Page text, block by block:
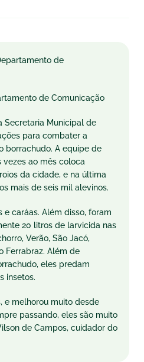
de
de Comunicação
Secretaria Municipal de
para combater a
borrachudo. A equipe de
vezes ao mês coloca
da cidade, e na última
mais de seis mil alevinos.
e caráas. Além disso, foram
20 litros de larvicida nas
Verão, São Jacó,
Ferrabraz. Além de
eles predam
insetos.
e melhorou muito desde
passando, eles são muito
de Campos, cuidador do